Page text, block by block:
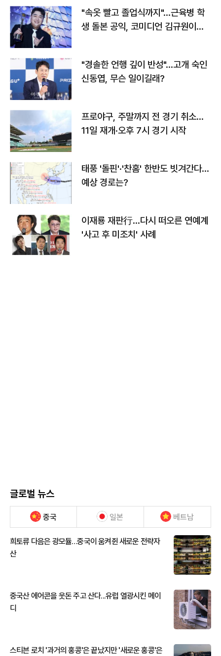
"속옷 빨고 졸업식까지"…근육병 학
생 돌본 공익, 코미디언 김규원이었
"경솔한 언행 깊이 반성"…고개 숙인
신동엽, 무슨 일이길래?
프로야구, 주말까지 전 경기 취소…
11일 재개·오후 7시 경기 시작
태풍 '돌핀'·'찬홈' 한반도 빗겨간다…
예상 경로는?
이재룡 재판行…다시 떠오른 연예계
'사고 후 미조치' 사례
글로벌 뉴스
중국 일본 베트남
희토류 다음은 광모듈…중국이 움켜쥔 새로운 전략자
산
중국산 에어콘을 웃돈 주고 산다...유럽 열광시킨 메이
디
스티븐 로치 '과거의 홍콩'은 끝났지만 '새로운 홍콩'은